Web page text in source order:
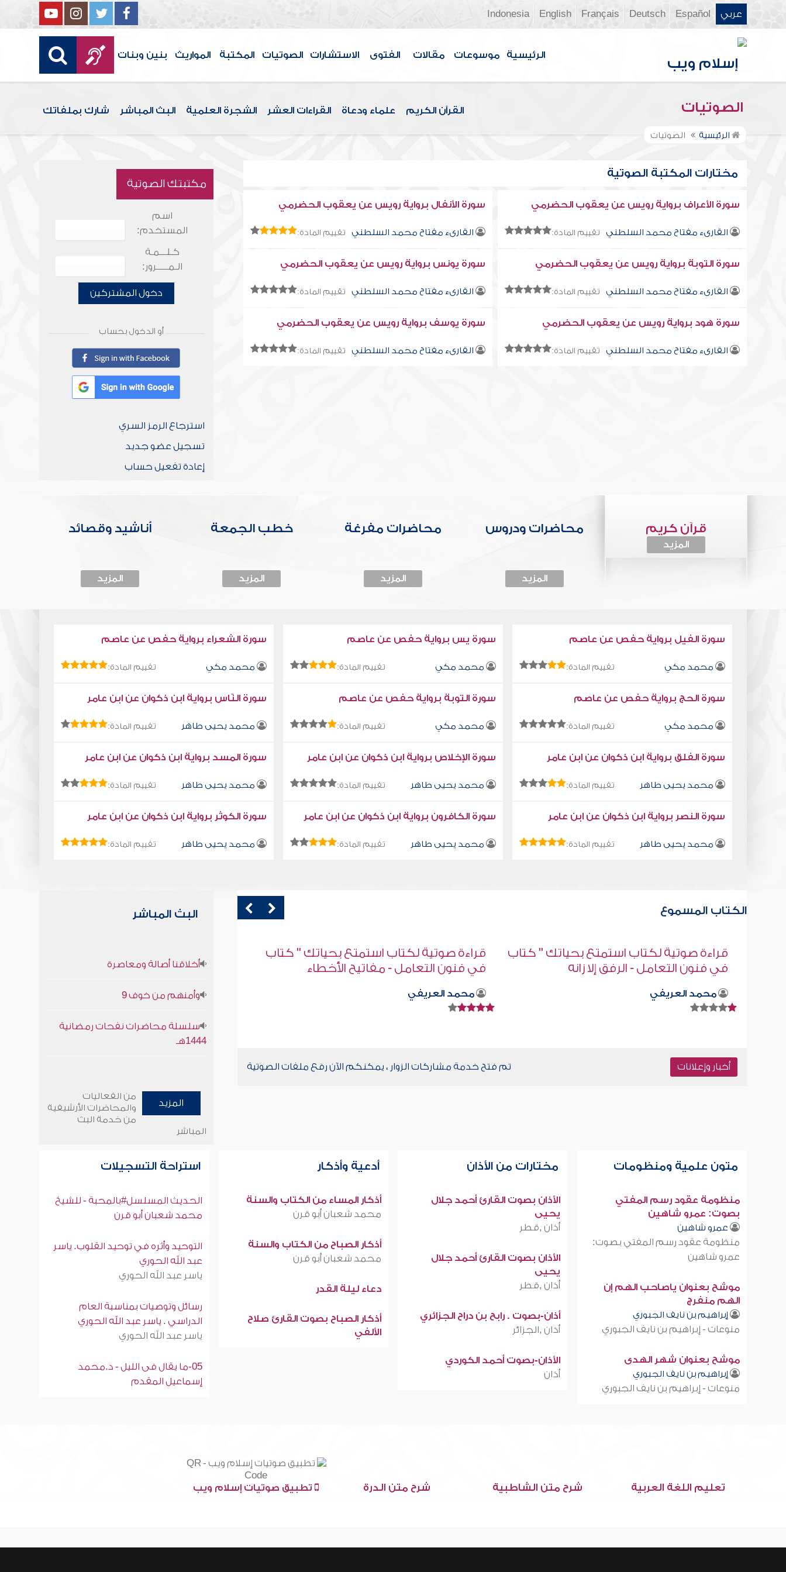
عربي Español
Deutsch
Français
English
Indonesia
الرئيسية موسوعات مقالات الفتوى الاستشارات الصوتيات المكتبة المواريث بنين وبنات
الصوتيات القرآن الكريم علماء ودعاة القراءات العشر الشجرة العلمية البث المباشر شارك بملفاتك
الرئيسية الصوتيات
مختارات المكتبة الصوتية
سورة الأعراف برواية رويس عن يعقوب الحضرمي
القارىء مفتاح محمد السلطني تقييم المادة:
سورة الأنفال برواية رويس عن يعقوب الحضرمي
القارىء مفتاح محمد السلطني تقييم المادة:
سورة التوبة برواية رويس عن يعقوب الحضرمي
القارىء مفتاح محمد السلطني تقييم المادة:
سورة يونس برواية رويس عن يعقوب الحضرمي
القارىء مفتاح محمد السلطني تقييم المادة:
سورة هود برواية رويس عن يعقوب الحضرمي
القارىء مفتاح محمد السلطني تقييم المادة:
سورة يوسف برواية رويس عن يعقوب الحضرمي
القارىء مفتاح محمد السلطني تقييم المادة:
مكتبتك الصوتية
اسم
المستخدم:
كـلـــمـة
الـمـــــرور:
دخول المشتركين
أو الدخول بحساب
استرجاع الرمز السري
تسجيل عضو جديد
إعادة تفعيل حساب
قرآن كريم
المزيد
محاضرات ودروس
المزيد
محاضرات مفرغة
المزيد
خطب الجمعة
المزيد
أناشيد وقصائد
المزيد
سورة الفيل برواية حفص عن عاصم
محمد مكي تقييم المادة:
سورة يس برواية حفص عن عاصم
محمد مكي تقييم المادة:
سورة الشعراء برواية حفص عن عاصم
محمد مكي تقييم المادة:
سورة الحج برواية حفص عن عاصم
محمد مكي تقييم المادة:
سورة التوبة برواية حفص عن عاصم
محمد مكي تقييم المادة:
سورة النّاس برواية ابن ذكوان عن ابن عامر
محمد يحيى طاهر تقييم المادة:
سورة الفلق برواية ابن ذكوان عن ابن عامر
محمد يحيى طاهر تقييم المادة:
سورة الإخلاص برواية ابن ذكوان عن ابن عامر
محمد يحيى طاهر تقييم المادة:
سورة المسد برواية ابن ذكوان عن ابن عامر
محمد يحيى طاهر تقييم المادة:
سورة النصر برواية ابن ذكوان عن ابن عامر
محمد يحيى طاهر تقييم المادة:
سورة الكافرون برواية ابن ذكوان عن ابن عامر
محمد يحيى طاهر تقييم المادة:
سورة الكوثر برواية ابن ذكوان عن ابن عامر
محمد يحيى طاهر تقييم المادة:
الكتاب المسموع
قراءة صوتية لكتاب استمتع بحياتك " كتاب
في فنون التعامل - مفاتيح الأخطاء
محمد العريفي
قراءة صوتية لكتاب استمتع بحياتك " كتاب
في فنون التعامل " - 100 طريقة لكسب
محمد العريفي
أخبار وإعلانات تم فتح خدمة مشاركات الزوار ، يمكنكم الآن رفع ملفات الصوتية
البث المباشر
أخلاقنا أصالة ومعاصرة
وأمنهم من خوف 9
سلسلة محاضرات نفحات رمضانية
1444هـ
المزيد
من الفعاليات
والمحاضرات الأرشيفية
من خدمة البث
المباشر
متون علمية ومنظومات
منظومة عقود رسم المفتي
بصوت: عمرو شاهين
عمرو شاهين
منظومة عقود رسم المفتي بصوت:
عمرو شاهين
موشح بعنوان ياصاحب الهم إن
الهم منفرج
إبراهيم بن نايف الجبوري
منوعات - إبراهيم بن نايف الجبوري
موشح بعنوان شهر الهدى
إبراهيم بن نايف الجبوري
منوعات - إبراهيم بن نايف الجبوري
مختارات من الأذان
الأذان بصوت القارئ أحمد جلال
يحيى
أذان ,قطر
الأذان بصوت القارئ أحمد جلال
يحيى
أذان ,قطر
أذان-بصوت . رابح بن دراح الجزائري
أذان ,الجزائر
الأذان-بصوت أحمد الكوردي
أذان
أدعية وأذكار
أذكار المساء من الكتاب والسنة
محمد شعبان أبو قرن
أذكار الصباح من الكتاب والسنة
محمد شعبان أبو قرن
دعاء ليلة القدر
أذكار الصباح بصوت القارئ صلاح
الألفي
استراحة التسجيلات
الحديث المسلسل#بالمحبة - للشيخ
محمد شعبان أبو قرن
التوحيد وأثره في توحيد القلوب. ياسر
عبد الله الحوري
ياسر عبد الله الحوري
رسائل وتوصيات بمناسبة العام
الدراسي . ياسر عبد الله الحوري
ياسر عبد الله الحوري
05-ما يقال فى الليل - د.محمد
إسماعيل المقدم
تعليم اللغة العربية شرح متن الشاطبية شرح متن الدرة تطبيق صوتيات إسلام ويب